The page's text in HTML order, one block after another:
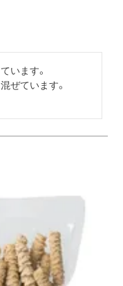
います。
ぜています。